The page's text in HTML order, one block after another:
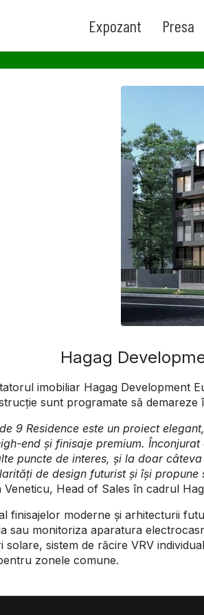
Expozant Presa
Hagag
imobiliar Hagag Development
sunt programate să demareze
9 Residence este un proiect
end și finisaje premium.
puncte de interes, și la doar
de design futurist și își
Veneticu, Head of Sales în cadrul
finisajelor moderne și arhitecturii
sau monitoriza aparatura
solare, sistem de răcire VRV
zonele comune.